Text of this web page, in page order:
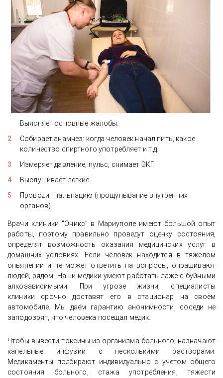
Выясняет основные жалобы.
Собирает анамнез: когда человек начал пить, какое
количество спиртного употребляет и т.д.
Измеряет давление, пульс, снимает ЭКГ.
Выслушивает лёгкие.
Проводит пальпацию (прощупывание внутренних
органов).
Врачи клиники "Оникс" в Мариуполе имеют большой опыт
работы, поэтому правильно проведут оценку состояния,
определят возможность оказания медицинских услуг в
домашних условиях. Если человек находится в тяжёлом
опьянении и не может ответить на вопросы, опрашивают
людей, рядом. Наши медики умеют работать даже с буйными
алкозависимыми. При угрозе жизни, специалисты
клиники срочно доставят его в стационар на своём
автомобиле. Мы даём гарантию анонимности, соседи не
заподозрят, что человека посещал медик.
Чтобы вывести токсины из организма больного, назначают
капельные инфузии с несколькими растворами.
Медикаменты подбирают индивидуально с учетом общего
состояния больного, стажа употребления, тяжести